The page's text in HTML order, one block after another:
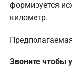
формируется
километр.
Звоните чтобы